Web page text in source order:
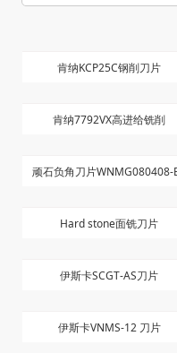
肯纳KCP25C钢削刀片
肯纳7792VX高进给铣削
顽石负角刀片WNMG080408-
Hard stone面铣刀片
伊斯卡SCGT-AS刀片
伊斯卡VNMS-12 刀片